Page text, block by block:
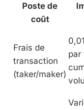
Poste de
coût
Frais de
transaction
(taker/maker)
par